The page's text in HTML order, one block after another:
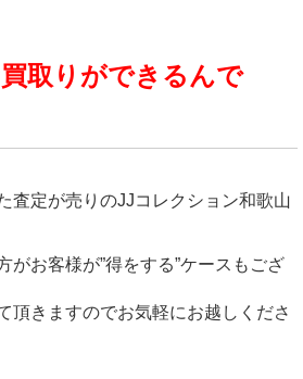
取りができるんで
査定が売りのJJコレクション和歌山
がお客様が”得をする”ケースもござ
頂きますのでお気軽にお越しくださ